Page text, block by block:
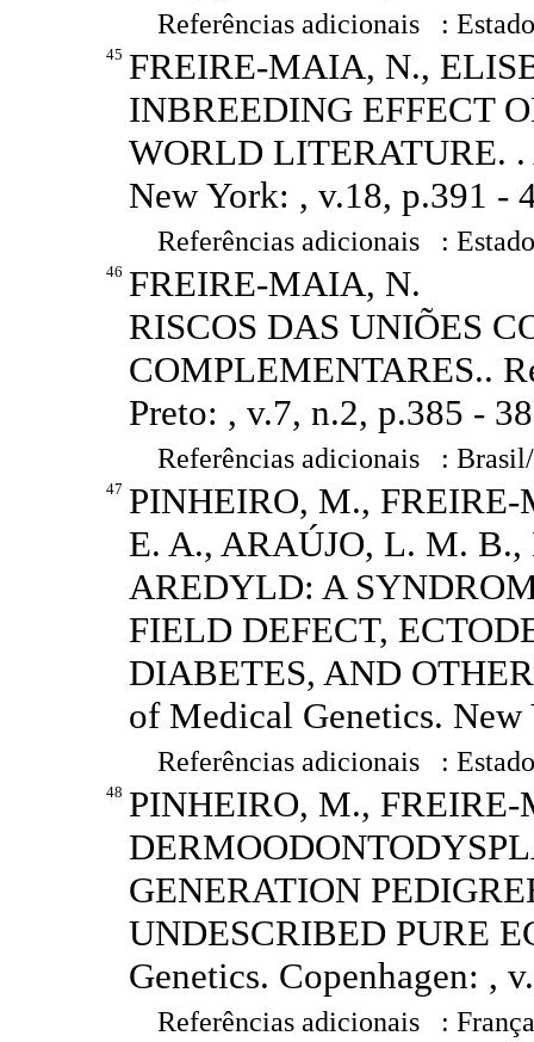
Referências adicionais :
45 FREIRE-MAIA, N.,
INBREEDING EFFECT
WORLD LITERATURE. .
New York: , v.18, p.391 -
Referências adicionais :
46 FREIRE-MAIA, N.
RISCOS DAS UNIÕES
COMPLEMENTARES..
Preto: , v.7, n.2, p.385 -
Referências adicionais :
47 PINHEIRO, M.,
E. A., ARAÚJO, L. M.
AREDYLD: A
FIELD DEFECT,
DIABETES, AND
of Medical Genetics.
Referências adicionais :
48 PINHEIRO, M.,
GENERATION
UNDESCRIBED PURE
Genetics. Copenhagen: ,
Referências adicionais :